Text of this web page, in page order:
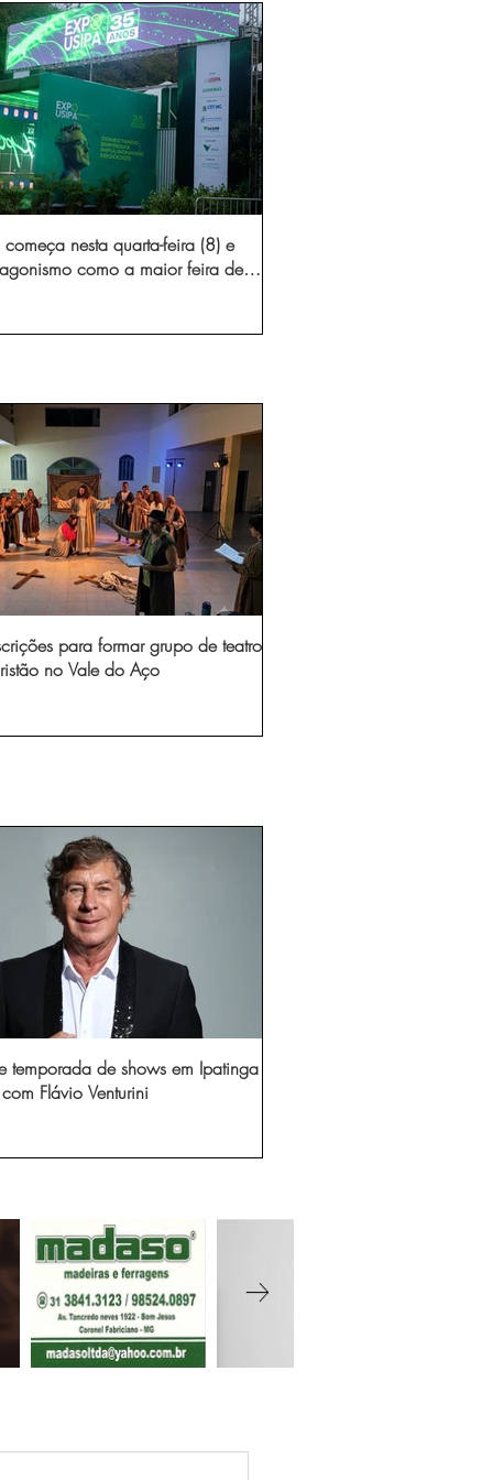
por ano pelas vias de Timóteo
nesta quarta-feira (8) e
como a maior feira de
para formar grupo de teatro
no Vale do Aço
temporada de shows em Ipatinga
com Flávio Venturini